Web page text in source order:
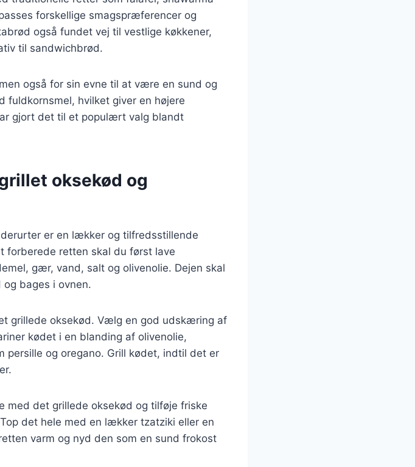
forskellige smagspræferencer og
også fundet vej til vestlige køkkener,
til sandwichbrød.
også for sin evne til at være en sund og
hvilket giver en højere
gjort det til et populært valg blandt
oksekød og
er en lækker og tilfredsstillende
forberede retten skal du først lave
gær, vand, salt og olivenolie. Dejen skal
bages i ovnen.
grillede oksekød. Vælg en god udskæring af
kødet i en blanding af olivenolie,
og oregano. Grill kødet, indtil det er
med det grillede oksekød og tilføje friske
det hele med en lækker tzatziki eller en
varm og nyd den som en sund frokost